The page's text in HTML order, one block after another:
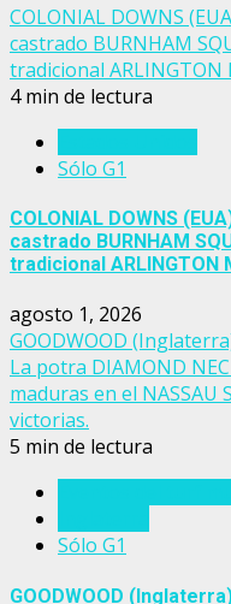
COLONIAL DOWNS
castrado BURNHAM
tradicional ARLINGTON
4 min de lectura
Sólo G1
COLONIAL DOWNS
castrado BURNHAM
tradicional ARLINGTON
agosto 1, 2026
GOODWOOD
La potra DIAMOND
maduras en el NASSAU
victorias.
5 min de lectura
Sólo G1
GOODWOOD